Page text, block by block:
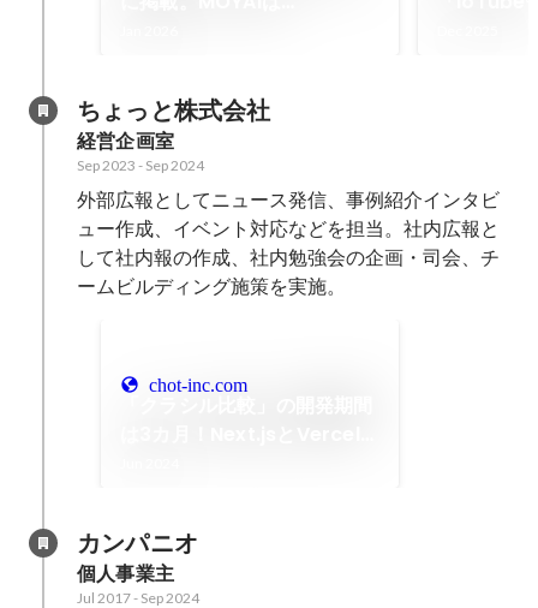
ちょっと株式会社
経営企画室
Sep 2023 - Sep 2024
外部広報としてニュース発信、事例紹介インタビ
ュー作成、イベント対応などを担当。社内広報と
して社内報の作成、社内勉強会の企画・司会、チ
ームビルディング施策を実施。
chot-inc.com
と株式会社）
カンパニオ
個人事業主
Jul 2017- Sep 2024